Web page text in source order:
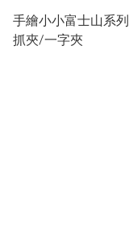
手繪小小富士山系
抓夾/一字夾